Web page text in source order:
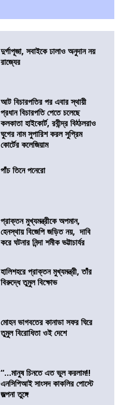
দুর্গাপূজা, সবাইকে ঢালাও অনুদান নয়
রাজ্যের
আট বিচারপতির পর এবার স্থায়ী
প্রধান বিচারপতি পেতে চলেছে
কলকাতা হাইকোর্ট, রবীন্দ্র বিঠ্ঠলরাও
ঘুগের নাম সুপারিশ করল সুপ্রিম
কোর্টের কলেজিয়াম
পাঁচ তিনে পনেরো
প্রাক্তন মুখ্যমন্ত্রীকে অপমান,
হেনস্থায় বিজেপি জড়িত নয়, দাবি
করে ঘটনার নিন্দা শমীক ভট্টাচার্যর
হালিশহরে প্রাক্তন মুখ্যমন্ত্রী, তাঁর
বিরুদ্ধে তুমুল বিক্ষোভ
মোহন ভাগবতের কানাডা সফর ঘিরে
তুমুল বিরোধিতা ওই দেশে
“…মানুষ চিনতে এত ভুল করলাম!!
এনসিপিআই সাংসদ কাকলির পোস্টে
জল্পনা তুঙ্গে